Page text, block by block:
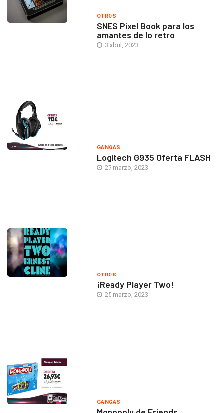
OTROS
SNES Pixel Book para los
amantes de lo retro
3 abril, 2023
GANGAS
Logitech G935 Oferta FLASH
27 marzo, 2023
OTROS
¡Ready Player Two!
25 marzo, 2023
GANGAS